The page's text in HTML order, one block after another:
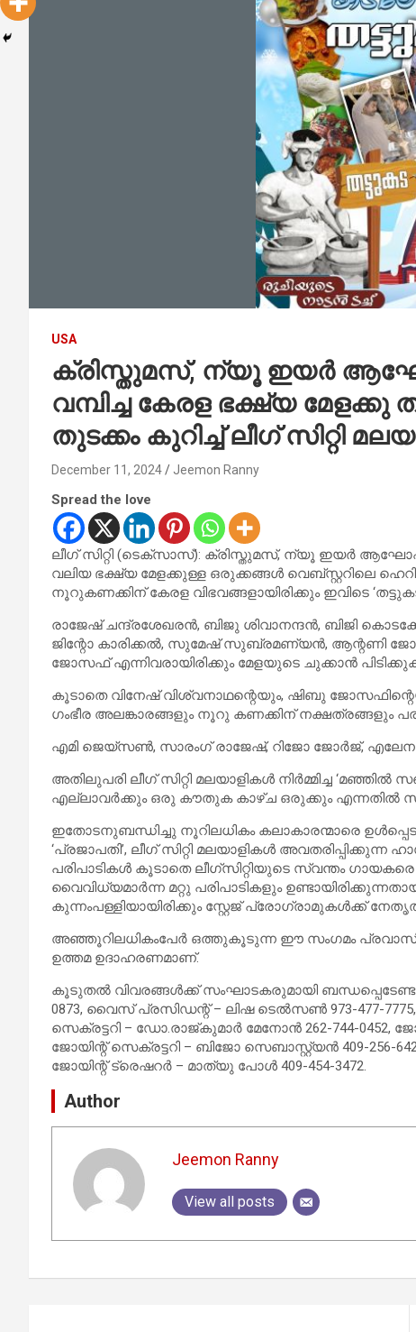
USA
ക്രിസ്തുമസ്, ന്യൂ ഇയർ
വമ്പിച്ച കേരള ഭക്ഷ്യ
തുടക്കം കുറിച്ച് ലീഗ് സിറ്റി
December 11, 2024 Jeemon Ranny
Spread the love
ലീഗ് സിറ്റി (ടെക്സാസ്): ക്രിസ്തുമസ്, ന്യൂ ഇയർ
വലിയ ഭക്ഷ്യ മേളക്കുള്ള ഒരുക്കങ്ങൾ വെബ്സ്റ്ററിലെ
നൂറുകണക്കിന് കേരള വിഭവങ്ങളായിരിക്കും ഇവിടെ
രാജേഷ് ചന്ദ്രശേഖരൻ, ബിജു ശിവാനന്ദൻ, ബിജി
ജിന്റോ കാരിക്കൽ, സുമേഷ് സുബ്രമണ്യൻ,
ജോസഫ് എന്നിവരായിരിക്കും മേളയുടെ ചുക്കാൻ
കൂടാതെ വിനേഷ് വിശ്വനാഥന്റെയും, ഷിബു
ഗംഭീര അലങ്കാരങ്ങളും നൂറു കണക്കിന് നക്ഷത്രങ്ങളും
എമി ജെയ്സൺ, സാരംഗ് രാജേഷ്, റിജോ ജോർജ്,
അതിലുപരി ലീഗ് സിറ്റി മലയാളികൾ നിർമ്മിച്ച
എല്ലാവർക്കും ഒരു കൗതുക കാഴ്ച ഒരുക്കും എന്നതിൽ
ഇതോടനുബന്ധിച്ചു നൂറിലധികം കലാകാരന്മാരെ
‘പ്രജാപതി’, ലീഗ് സിറ്റി മലയാളികൾ
പരിപാടികൾ കൂടാതെ ലീഗ്സിറ്റിയുടെ സ്വന്തം
വൈവിധ്യമാർന്ന മറ്റു പരിപാടികളും
കുന്നംപള്ളിയായിരിക്കും സ്റ്റേജ് പ്രോഗ്രാമുകൾക്ക്
അഞ്ഞൂറിലധികംപേർ ഒത്തുകൂടുന്ന ഈ സംഗമം പ്രവാസി
ഉത്തമ ഉദാഹരണമാണ്.
കൂടുതൽ വിവരങ്ങൾക്ക് സംഘാടകരുമായി
0873, വൈസ് പ്രസിഡന്റ് – ലിഷ ടെൽസൺ 973-477-
സെക്രട്ടറി – ഡോ.രാജ്കുമാർ മേനോൻ 262-744-0452,
ജോയിന്റ് സെക്രട്ടറി – ബിജോ സെബാസ്റ്റ്യൻ 409-256-
ജോയിന്റ് ട്രെഷറർ – മാത്യു പോൾ 409-454-3472.
Author
Jeemon Ranny
View all posts